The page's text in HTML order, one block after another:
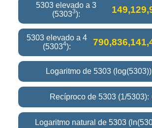
5303 elevado a 3
(53033):
5303 elevado a 4
(53034):
Logaritmo de 5303
Recíproco de 5303 (1/5303):
Logaritmo natural de 5303